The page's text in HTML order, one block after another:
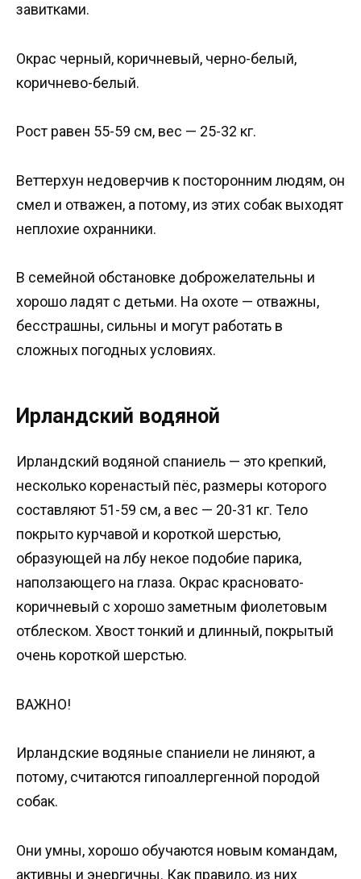
завитками.
Окрас черный, коричневый, черно-белый,
коричнево-белый.
Рост равен 55-59 см, вес — 25-32 кг.
Веттерхун недоверчив к посторонним людям, он
смел и отважен, а потому, из этих собак выходят
неплохие охранники.
В семейной обстановке доброжелательны и
хорошо ладят с детьми. На охоте — отважны,
бесстрашны, сильны и могут работать в
сложных погодных условиях.
Ирландский водяной
Ирландский водяной спаниель — это крепкий,
несколько коренастый пёс, размеры которого
составляют 51-59 см, а вес — 20-31 кг. Тело
покрыто курчавой и короткой шерстью,
образующей на лбу некое подобие парика,
наползающего на глаза. Окрас красновато-
коричневый с хорошо заметным фиолетовым
отблеском. Хвост тонкий и длинный, покрытый
очень короткой шерстью.
ВАЖНО!
Ирландские водяные спаниели не линяют, а
потому, считаются гипоаллергенной породой
собак.
Они умны, хорошо обучаются новым командам,
активны и энергичны. Как правило, из них